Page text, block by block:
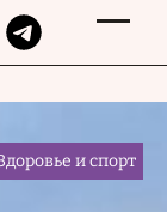
и спорт